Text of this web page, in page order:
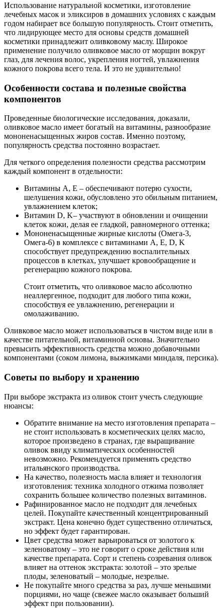
Использование натуральной косметики, изготовление
лечебных масок и эликсиров в домашних условиях с каждым
годом набирает все большую популярность. Стоит отметить,
что лидирующее место для основы средств домашней
косметики принадлежит оливковому маслу. Широкое
применение получило оливковое масло от морщин вокруг
глаз, для лечения волос, укрепления ногтей, увлажнения
кожного покрова всего тела. И это не удивительно!
Особенности состава и полезные свойства
компонентов
Проведенные биологические исследования, доказали,
оливковое масло имеет богатый на витамины, разнообразие
мононенасыщенных жиров состав. Именно поэтому,
популярность средства постоянно возрастает.
Для четкого определения полезности средства рассмотрим
каждый компонент в отдельности:
Витамины A, Е – обеспечивают потерю сухости,
шелушения кожи, обусловлено это обильным питанием,
увлажнением клеток;
Витамин D, K– участвуют в обновлении и очищении
клеток кожи, делая ее гладкой, равномерного оттенка;
Мононенасыщенные жирные кислоты (Омега-3,
Омега-6) в комплексе с витаминами A, Е, D, K
способствует предупреждению воспалительных
процессов в клетках, улучшает кровообращение и
регенерацию кожного покрова.
Стоит отметить, что оливковое масло абсолютно
неаллергенное, подходит для любого типа кожи,
способствуя ее увлажнению, регенерации и
омолаживанию.
Оливковое масло может использоваться в чистом виде или в
качестве питательной, витаминной основы. Значительно
превысить эффективность средства можно добавочными
компонентами (соком лимона, выжимками миндаля, персика).
Советы по выбору и хранению
При выборе экстракта из оливок стоит учесть следующие
нюансы:
Обратите внимание на место изготовления препарата –
не стоит использовать в косметических целях масло,
которое произведено в странах, где выращивание
оливок ввиду климатических особенностей
невозможно. Рекомендуется применять средство
итальянского производства.
На качество, полезность масла влияет и технология
изготовления: техника холодного отжима позволяет
сохранить большее количество полезных витаминов.
Рафинированное масло не подходит для лечебных
целей. Покупайте качественный концентрированный
экстракт. Цена конечно будет существенно отличаться,
но эффект будет гарантирован.
Цвет средства может варьироваться от золотого к
зеленоватому – это не говорит о сроке действия или
качестве препарата. Сорт и степень созревания оливок
влияет на оттенок экстракта: золотой – это зрелые
плоды, зеленоватый – молодые, незрелые.
Не покупайте много средства за раз, лучше меньшими
порциями, но чаще (свежее масло оказывает больший
эффект при пользовании).